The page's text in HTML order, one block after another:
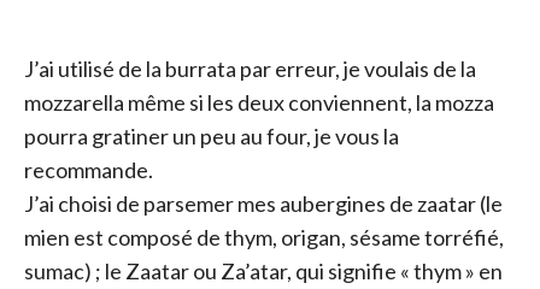
J’ai utilisé de la burrata par erreur, je voulais de la
mozzarella même si les deux conviennent, la mozza
pourra gratiner un peu au four, je vous la
recommande.
J’ai choisi de parsemer mes aubergines de zaatar (le
mien est composé de thym, origan, sésame torréfié,
sumac) ; le Zaatar ou Za’atar, qui signifie « thym » en